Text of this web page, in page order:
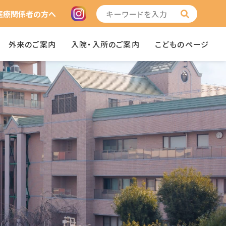
療関係者の方へ
外来のご案内 入院・入所のご案内 こどものページ